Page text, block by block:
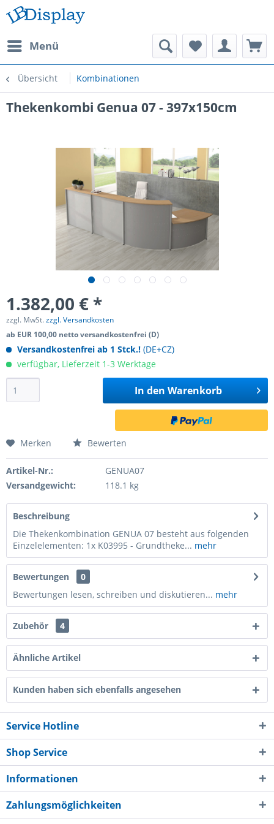
Menü
Übersicht Kombinationen
Thekenkombi Genua 07 - 397x150cm
1.382,00 € *
zzgl. MwSt.zzgl. Versandkosten
ab EUR 100,00 netto versandkostenfrei (D)
Versandkostenfrei ab 1 Stck.! (DE+CZ)
verfügbar, Lieferzeit 1-3 Werktage
In den Warenkorb
Merken Bewerten
Artikel-Nr.:
GENUA07
Versandgewicht:
118.1 kg
Beschreibung
Die Thekenkombination GENUA 07 besteht aus folgenden
Einzelelementen: 1x K03995 - Grundtheke... mehr
Bewertungen
0
Bewertungen lesen, schreiben und diskutieren... mehr
Zubehör 4
Ähnliche Artikel
Kunden haben sich ebenfalls angesehen
Service Hotline
Shop Service
Informationen
Zahlungsmöglichkeiten